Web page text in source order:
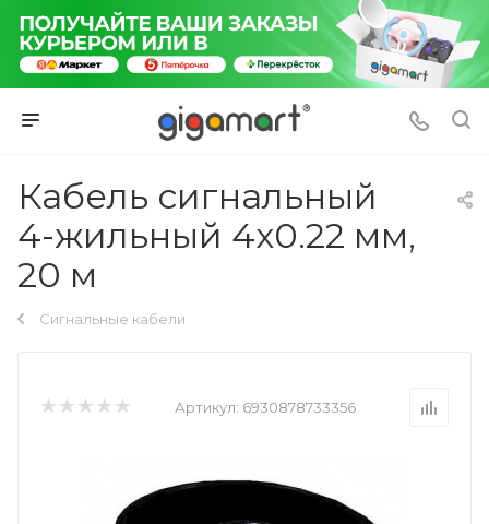
Кабель сигнальный
4-жильный 4x0.22 мм,
20 м
Сигнальные кабели
Артикул: 6930878733356